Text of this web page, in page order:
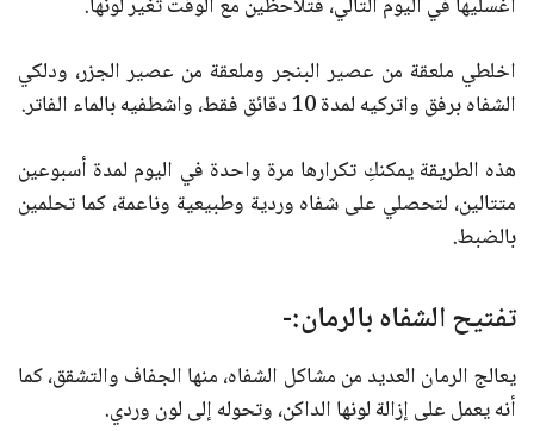
اغسليها في اليوم التالي، فتلاحظين مع الوقت تغير لونها.
اخلطي ملعقة من عصير البنجر وملعقة من عصير الجزر، ودلكي
الشفاه برفق واتركيه لمدة 10 دقائق فقط، واشطفيه بالماء الفاتر.
هذه الطريقة يمكنكِ تكرارها مرة واحدة في اليوم لمدة أسبوعين
متتالين، لتحصلي على شفاه وردية وطبيعية وناعمة، كما تحلمين
بالضبط.
تفتيح الشفاه بالرمان:-
يعالج الرمان العديد من مشاكل الشفاه، منها الجفاف والتشقق، كما
أنه يعمل على إزالة لونها الداكن، وتحوله إلى لون وردي.